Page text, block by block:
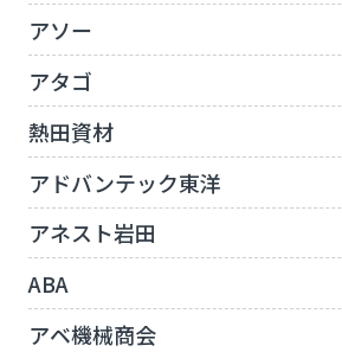
アソー
アタゴ
熱田資材
アドバンテック東洋
アネスト岩田
ABA
アベ機械商会